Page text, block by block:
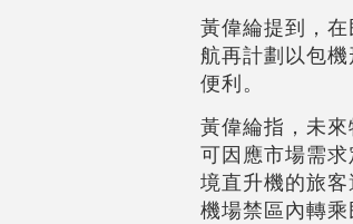
黃偉綸提到，
航再計劃以包
便利。
黃偉綸指，未
可因應市場需
境直升機的旅
機場禁區內轉